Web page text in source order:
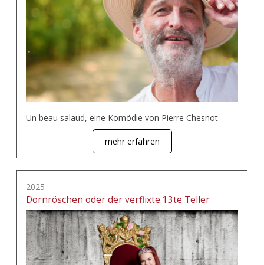
Un beau salaud, eine Komödie von Pierre Chesnot
mehr erfahren
2025
Dornröschen oder der verflixte 13te Teller